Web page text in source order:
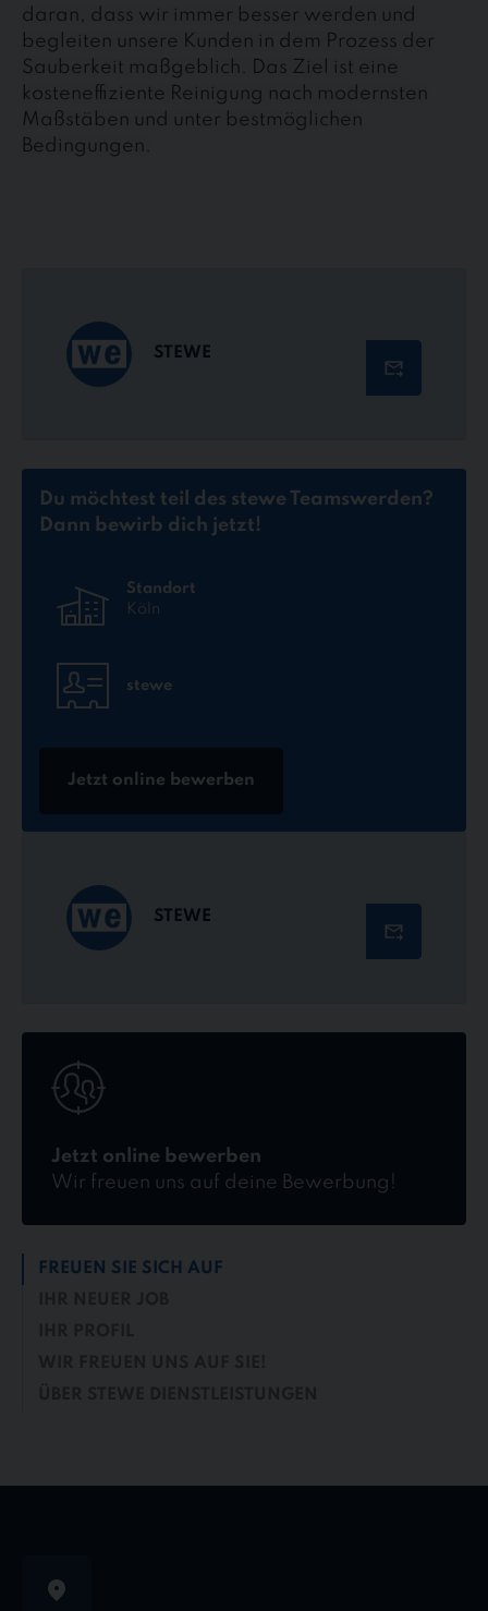
daran, dass wir immer besser werden und
begleiten unsere Kunden in dem Prozess der
Sauberkeit maßgeblich. Das Ziel ist eine
kosteneffiziente Reinigung nach modernsten
Maßstäben und unter bestmöglichen
Bedingungen.
STEWE
Du möchtest teil des stewe Teamswerden?
Dann bewirb dich jetzt!
Standort
Köln
stewe
Jetzt online bewerben
STEWE
Jetzt online bewerben
Wir freuen uns auf deine Bewerbung!
online
bewerben
FREUEN SIE SICH AUF